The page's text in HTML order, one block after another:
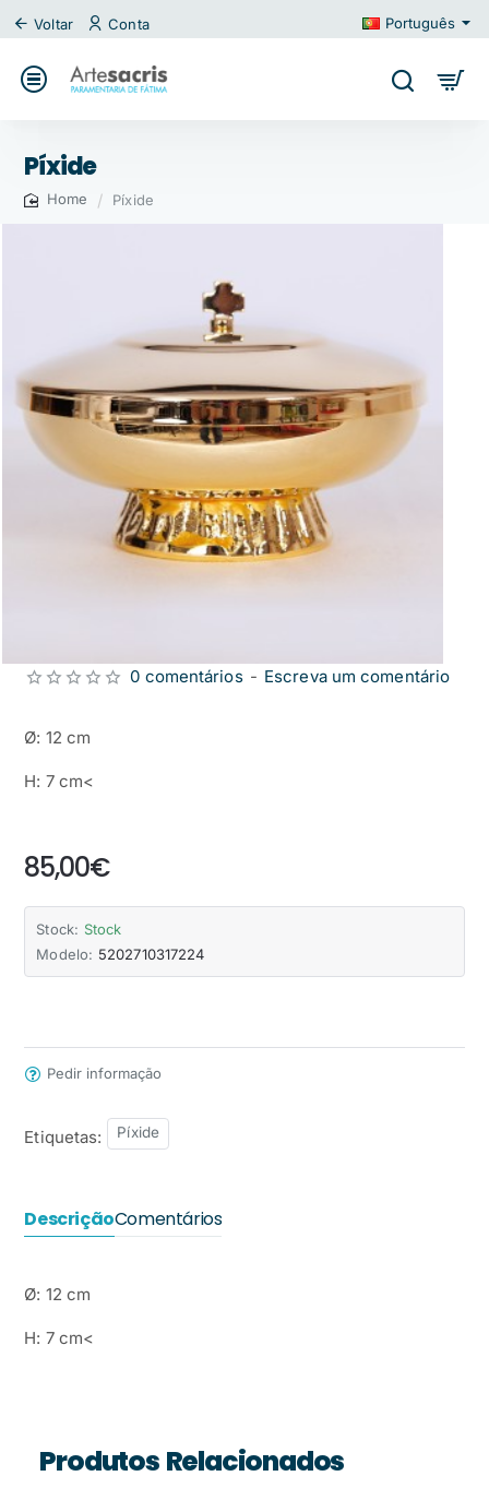
Voltar Conta Português
Píxide
Píxide
Ø: 12 cm
H: 7 cm<
Stock: Stock
Modelo: 5202710317224
0 comentários - Escreva um comentário
85,00€
Pedir informação
Etiquetas: Píxide
DescriçãoComentários
Ø: 12 cm
H: 7 cm<
Produtos Relacionados